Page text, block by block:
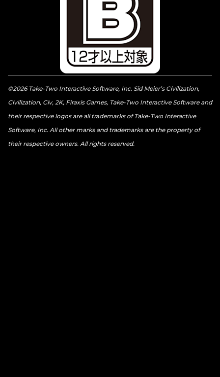
©2026 Take-Two Interactive Software, Inc. Sid Meier’s Civilization,
Civilization, Civ, 2K, Firaxis Games, Take-Two Interactive Software and
their respective logos are all trademarks of Take-Two Interactive
Software, Inc. All other marks and trademarks are the property of
their respective owners. All rights reserved.